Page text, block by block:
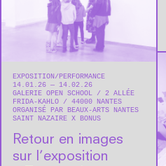
EXPOSITION PERFORMANCE
14.01.26 — 14.02.26
GALERIE OPEN SCHOOL
2 ALLÉE
FRIDA-KAHLO
44000 NANTES
ORGANISÉ PAR BEAUX-ARTS NANTES
SAINT NAZAIRE X BONUS
Retour en images
sur l’exposition